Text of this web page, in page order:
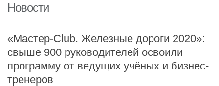
ЗНАНИЯ.ЭКСПРЕСС
HR-ПАРТНЕР
КАТАЛОГ ПРОГРАММ
Новости
«Мастер-Club. Железные дороги 2020»:
свыше 900 руководителей освоили
программу от ведущих учёных и бизнес-
тренеров